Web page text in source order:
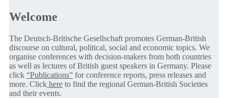
Welcome
The Deutsch-Britische Gesellschaft promotes German-British
discourse on cultural, political, social and economic topics. We
organise conferences with decision-makers from both countries
as well as lectures of British guest speakers in Germany. Please
click “Publications” for conference reports, press releases and
more. Click here to find the regional German-British Societies
and their events.